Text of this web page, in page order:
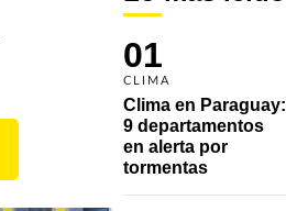
01
CLIMA
Clima en Paraguay:
9 departamentos
en alerta por
tormentas